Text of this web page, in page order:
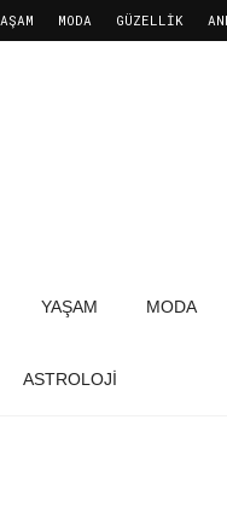
MODA GÜZELLIK
YAŞAM MODA
ASTROLOJİ